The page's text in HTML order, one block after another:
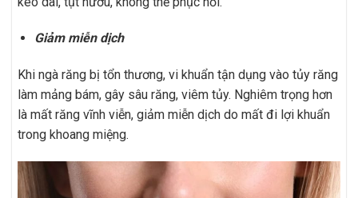
Giảm miễn dịch
Khi ngà răng bị tổn thương, vi khuẩn tận dụng vào tủy răng
làm mảng bám, gây sâu răng, viêm tủy. Nghiêm trọng hơn
là mất răng vĩnh viễn, giảm miễn dịch do mất đi lợi khuẩn
trong khoang miệng.